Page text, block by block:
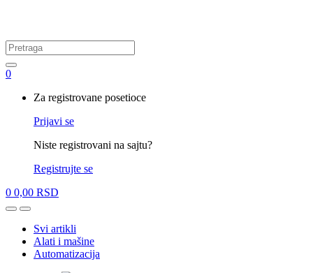
Search
for:
0
Za registrovane posetioce
Prijavi se
Niste registrovani na sajtu?
Registrujte se
0 0,00 RSD
OpenClose
Svi artikli
Alati i mašine
Automatizacija